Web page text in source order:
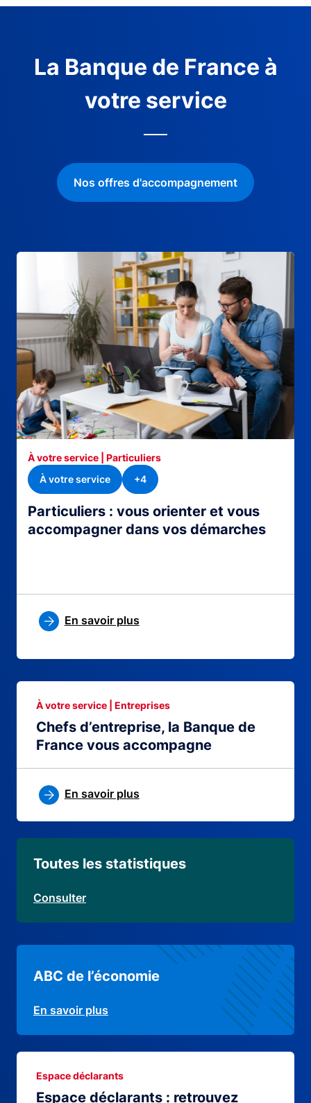
La Banque de France à
votre service
Nos offres d'accompagnement
Particuliers : vous orienter et vous
accompagner dans vos démarches
À votre service | Particuliers
À votre service
+4
En savoir plus
Chefs d’entreprise, la Banque de
France vous accompagne
À votre service | Entreprises
En savoir plus
Toutes les statistiques
Consulter
ABC de l’économie
En savoir plus
Espace déclarants : retrouvez
Espace déclarants